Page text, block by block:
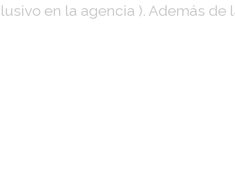
en la agencia ). Además de